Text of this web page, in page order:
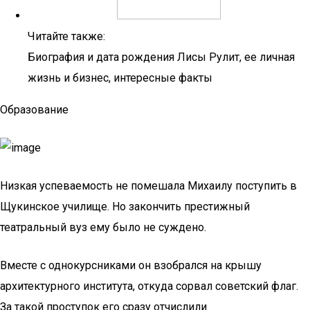
Читайте также:
Биография и дата рождения Лисы Рулит, ее личная
жизнь и бизнес, интересные факты
Образование
Низкая успеваемость не помешала Михаилу поступить в
Щукинское училище. Но закончить престижный
театральный вуз ему было не суждено.
Вместе с однокурсниками он взобрался на крышу
архитектурного института, откуда сорвал советский флаг.
За такой проступок его сразу отчислили.